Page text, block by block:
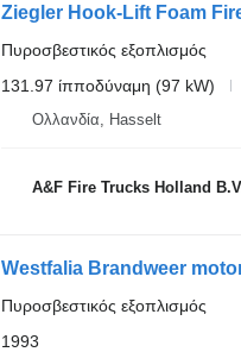
Ziegler Hook-Lift Foam
Πυροσβεστικός εξοπλισμός
131.97 ίπποδύναμη (97 kW)
Ολλανδία, Hasselt
A&F Fire Trucks Holland
Westfalia Brandweer
Πυροσβεστικός εξοπλισμός
1993